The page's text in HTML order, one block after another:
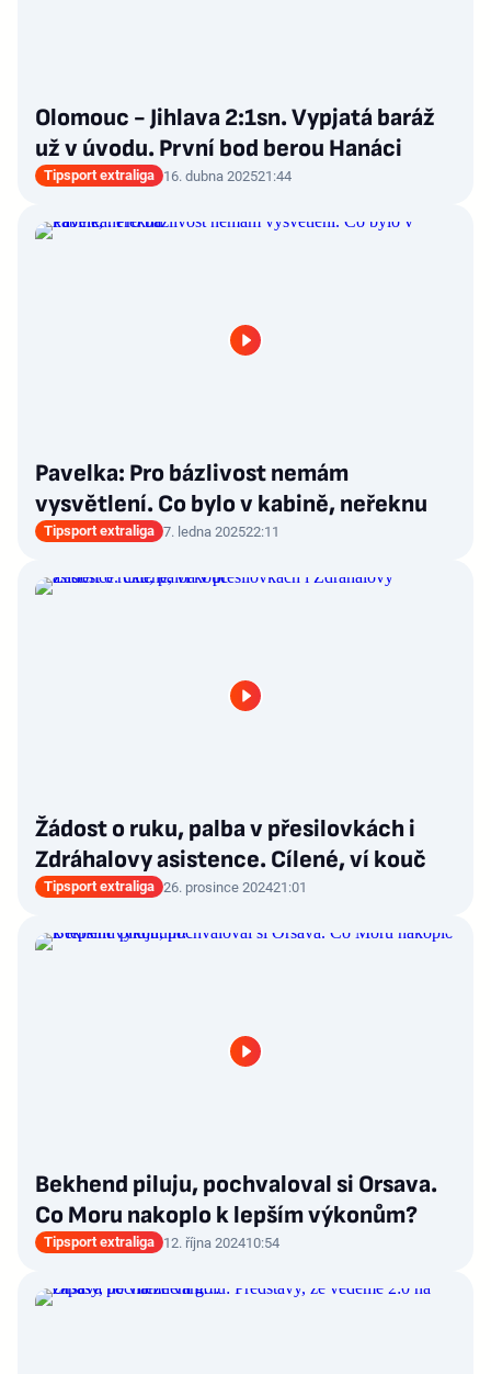
Olomouc - Jihlava 2:1sn. Vypjatá baráž
už v úvodu. První bod berou Hanáci
Tipsport extraliga 16. dubna 202521:44
Pavelka: Pro bázlivost nemám
vysvětlení. Co bylo v kabině, neřeknu
Tipsport extraliga 7. ledna 202522:11
Žádost o ruku, palba v přesilovkách i
Zdráhalovy asistence. Cílené, ví kouč
Tipsport extraliga 26. prosince 202421:01
Bekhend piluju, pochvaloval si Orsava.
Co Moru nakoplo k lepším výkonům?
Tipsport extraliga 12. října 202410:54